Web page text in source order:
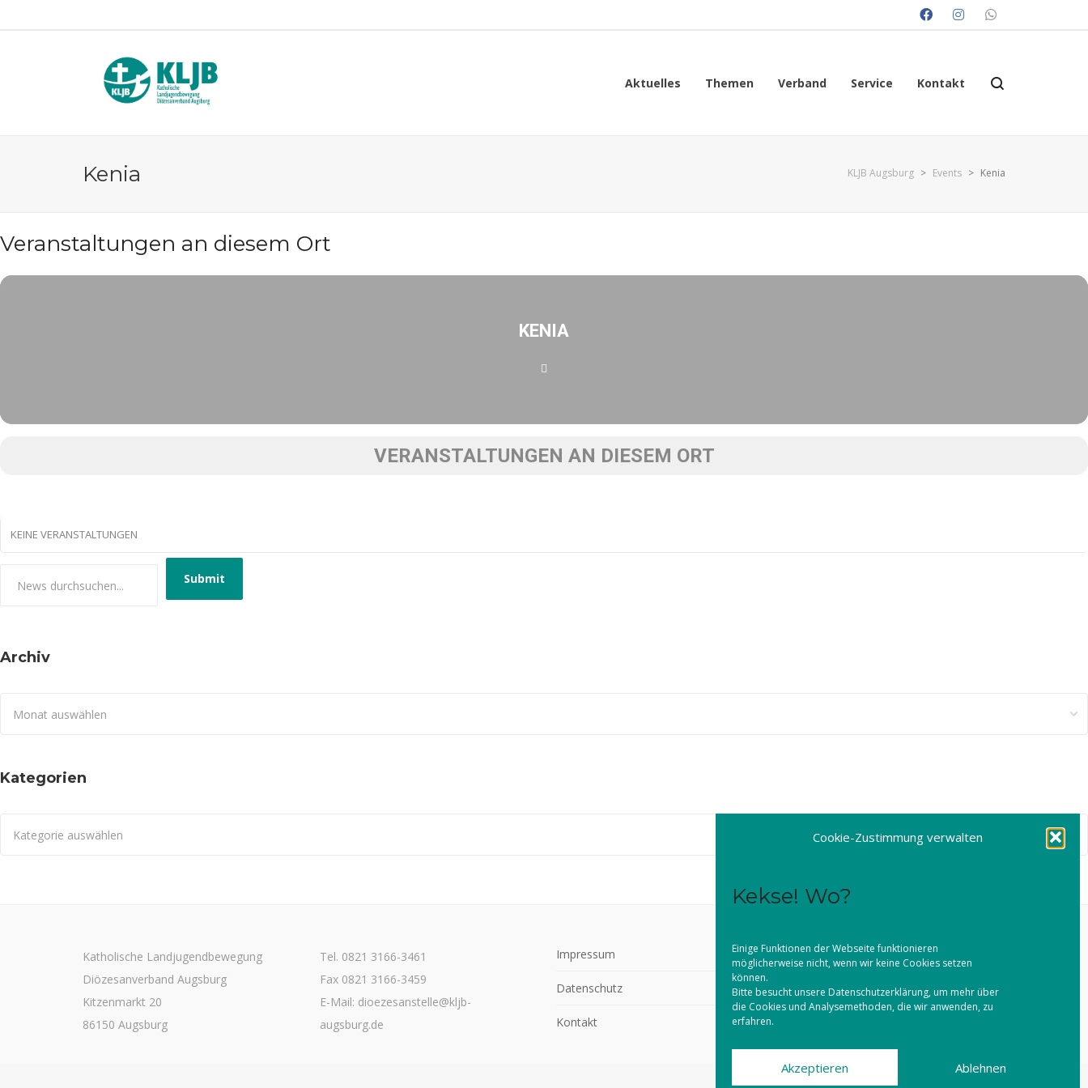
Cookie-Zustimmung verwalten
Kekse! Wo?
Einige Funktionen der Webseite funktionieren
möglicherweise nicht, wenn wir keine Cookies setzen
können.
Bitte besucht unsere Datenschutzerklärung, um mehr über
die Cookies und Analysemethoden, die wir anwenden, zu
erfahren.
Akzeptieren Ablehnen
Aktuelles Themen Verband Service Kontakt
Kenia KLJB Augsburg > Events > Kenia
Veranstaltungen an diesem Ort
KENIA
VERANSTALTUNGEN AN DIESEM ORT
KEINE VERANSTALTUNGEN
Archiv
Kategorien
Katholische Landjugendbewegung
Diözesanverband Augsburg
Kitzenmarkt 20
86150 Augsburg
Tel. 0821 3166-3461
Fax 0821 3166-3459
E-Mail: dioezesanstelle@kljb-
augsburg.de
Impressum
Datenschutz
Kontakt